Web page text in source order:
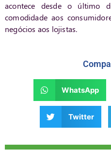
acontece desde o último
comodidade aos
negócios aos lojistas.
WhatsApp
Twitter